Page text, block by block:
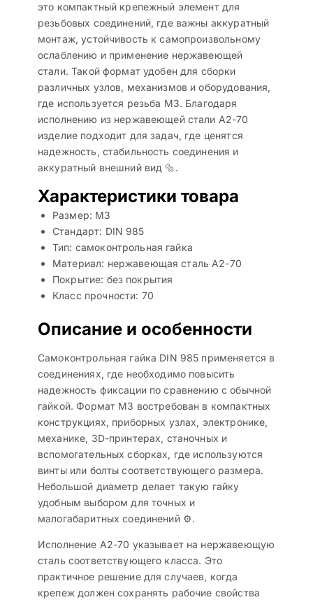
это компактный крепежный элемент для
резьбовых соединений, где важны аккуратный
монтаж, устойчивость к самопроизвольному
ослаблению и применение нержавеющей
стали. Такой формат удобен для сборки
различных узлов, механизмов и оборудования,
где используется резьба M3. Благодаря
исполнению из нержавеющей стали A2-70
изделие подходит для задач, где ценятся
надежность, стабильность соединения и
аккуратный внешний вид 🔩.
Характеристики товара
Размер: M3
Стандарт: DIN 985
Тип: самоконтрольная гайка
Материал: нержавеющая сталь A2-70
Покрытие: без покрытия
Класс прочности: 70
Описание и особенности
Самоконтрольная гайка DIN 985 применяется в
соединениях, где необходимо повысить
надежность фиксации по сравнению с обычной
гайкой. Формат M3 востребован в компактных
конструкциях, приборных узлах, электронике,
механике, 3D-принтерах, станочных и
вспомогательных сборках, где используются
винты или болты соответствующего размера.
Небольшой диаметр делает такую гайку
удобным выбором для точных и
малогабаритных соединений ⚙️.
Исполнение A2-70 указывает на нержавеющую
сталь соответствующего класса. Это
практичное решение для случаев, когда
крепеж должен сохранять рабочие свойства